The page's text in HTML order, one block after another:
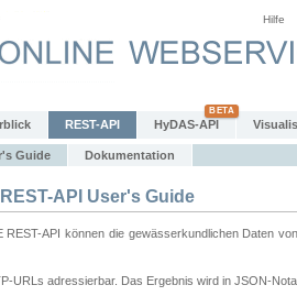
Hilfe
REST-API HyDAS-API
Guide Dokumentation
API User's Guide
REST-API können die gewässerkundlichen Daten
URLs adressierbar. Das Ergebnis wird in JSON-